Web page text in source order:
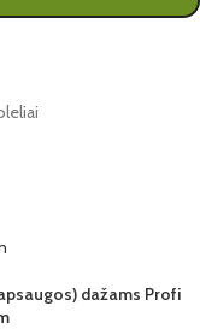
dažams Profi